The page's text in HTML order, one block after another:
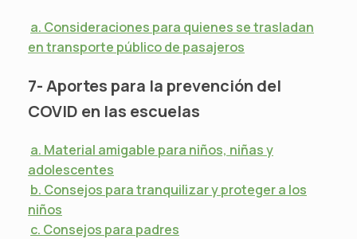
a. Consideraciones para quienes se trasladan
en transporte público de pasajeros
7- Aportes para la prevención del
COVID en las escuelas
a. Material amigable para niños, niñas y
adolescentes
b. Consejos para tranquilizar y proteger a los
niños
c. Consejos para padres